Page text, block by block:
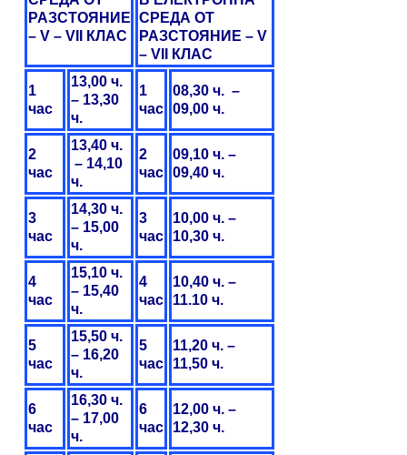
РАЗСТОЯНИЕ
– V – VII КЛАС
СРЕДА ОТ
РАЗСТОЯНИЕ – V
– V
КЛАС
1
час
13,00 ч.
– 13,30
ч.
1
час
08,30 ч. –
09,00 ч.
2
час
13,40 ч.
– 14,10
ч.
2
час
09,10 ч. –
09,40 ч.
3
час
14,30 ч.
– 15,00
ч.
3
час
10,00 ч. –
10,30 ч.
4
час
15,10 ч.
– 15,40
ч.
4
час
10,40 ч. –
11.10 ч.
5
час
15,50 ч.
– 16,20
ч.
5
час
11,20 ч. –
11,50 ч.
6
час
16,30 ч.
– 17,00
ч.
6
час
12,00 ч. –
12,30 ч.